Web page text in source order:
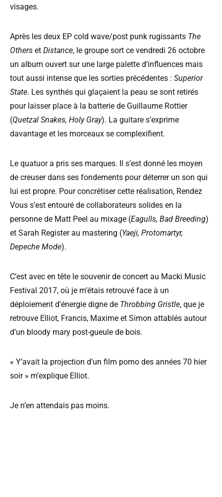
visages.
Après les deux EP cold wave/post punk rugissants The
Others et Distance, le groupe sort ce vendredi 26 octobre
un album ouvert sur une large palette d’influences mais
tout aussi intense que les sorties précédentes : Superior
State. Les synthés qui glaçaient la peau se sont retirés
pour laisser place à la batterie de Guillaume Rottier
(Quetzal Snakes, Holy Gray). La guitare s’exprime
davantage et les morceaux se complexifient.
Le quatuor a pris ses marques. Il s’est donné les moyen
de creuser dans ses fondements pour déterrer un son qui
lui est propre. Pour concrétiser cette réalisation, Rendez
Vous s’est entouré de collaborateurs solides en la
personne de Matt Peel au mixage (Eagulls, Bad Breeding)
et Sarah Register au mastering (Yaeji, Protomartyr,
Depeche Mode).
C’est avec en tête le souvenir de concert au Macki Music
Festival 2017, où je m’étais retrouvé face à un
déploiement d’énergie digne de Throbbing Gristle, que je
retrouve Elliot, Francis, Maxime et Simon attablés autour
d’un bloody mary post-gueule de bois.
« Y’avait la projection d’un film porno des années 70 hier
soir » m’explique Elliot.
Je n’en attendais pas moins.